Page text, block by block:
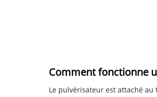
Comment fonctionne
Le pulvérisateur est attaché